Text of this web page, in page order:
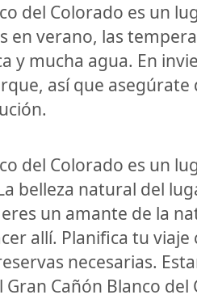
del Colorado es un
en verano, las
y mucha agua. En
así que
del Colorado es un
belleza natural del
un amante de la
allí. Planifica tu
necesarias.
Cañón Blanco del